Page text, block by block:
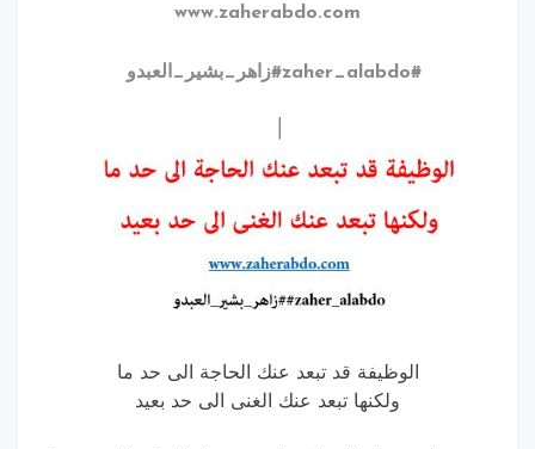
www.zaherabdo.com
#زاهر_بشير_العبدو
الوظيفة قد تبعد عنك الحاجة الى حد ما
ولكنها تبعد عنك الغنى الى حد بعيد